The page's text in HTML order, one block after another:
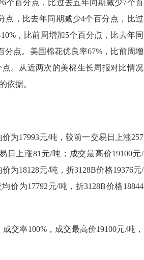
个百分点，比过去五年同期减少7个百
点，比去年同期减少4个百分点，比过
，比前周增加5个百分点，比去年同
点。美国棉花优良率67%，比前周增
。从近两次的美棉生长周报对比情况
依据。
17993元/吨，较前一交易日上涨257
日上涨81元/吨；成交最高价19100元/
为18128元/吨，折3128B价格19376元/
价为17792元/吨，折3128B价格18844
率100%，成交最高价19100元/吨，